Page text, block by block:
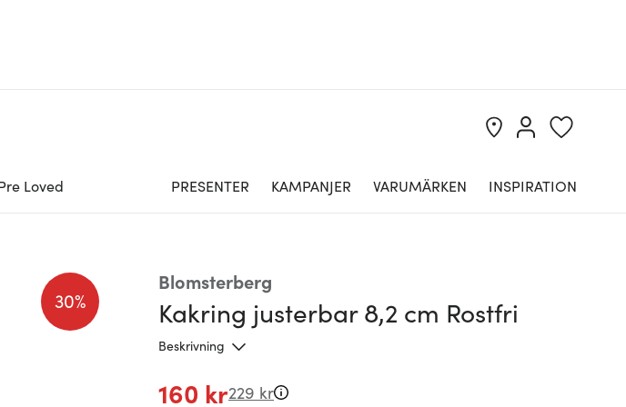
Loved PRESENTER KAMPANJER VARUMÄRKEN INSPIRATION
Blomsterberg
Kakring justerbar 8,2 cm Rostfri
Beskrivning
30%
160 kr229 kr